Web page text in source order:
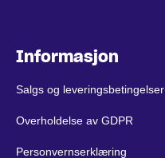
Informasjon
Salgs og leveringsbetingelser
Overholdelse av GDPR
Personvernserklæring